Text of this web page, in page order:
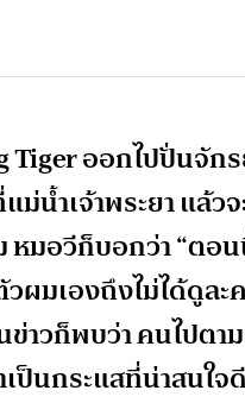
ออกไปปั่นจัก
น้ำเจ้าพระยา แล้
มอวีก็บอกว่า “ตอ
วผมเองถึงไม่ได้ดูล
าวก็พบว่า คนไปต
ป็นกระแสที่น่าสนใ